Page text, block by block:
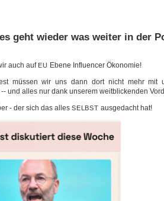
geht wieder was weiter in der
auch auf EU Ebe­ne Influ­en­cer Ökonomie!
müs­sen wir uns dann dort nicht mehr mit
und alles nur dank unse­rem weit­bli­cken­den
- der sich das alles SELBST aus­ge­dacht hat!